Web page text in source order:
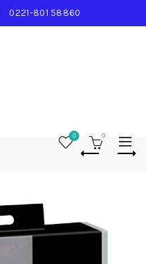
0221-801 58860
0 0